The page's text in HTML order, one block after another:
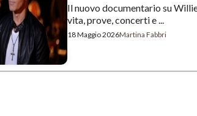
Il nuovo documentario su
vita, prove, concerti e ...
18 Maggio 2026Martina Fabbri